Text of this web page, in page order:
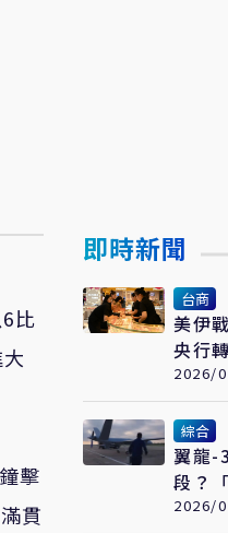
比
擊
貫
即時新聞
台商
美伊
央行
2026/
綜合
翼龍-
段？
合作
2026/